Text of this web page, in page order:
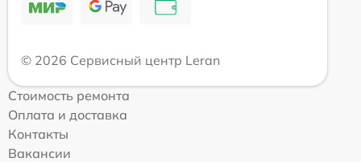
© 2026 Сервисный центр Leran
Стоимость ремонта
Оплата и доставка
Контакты
Вакансии